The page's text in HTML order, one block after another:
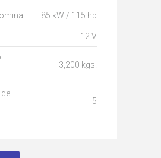
85 kW / 115 hp
12 V
3,200 kgs.
5